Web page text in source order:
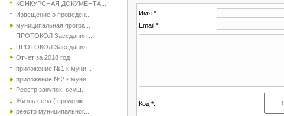
КОНКУРСНАЯ ДОКУМЕНТА...
Извещение о проведен...
муниципальная програ...
ПРОТОКОЛ Заседания ...
ПРОТОКОЛ Заседания ...
Отчет за 2018 год
приложение №1 к муни...
приложение №2 к муни...
Реестр закупок, осущ...
Жизнь села ( продолж...
реестр муниципальног...
Имя *:
Email *:
Код *: